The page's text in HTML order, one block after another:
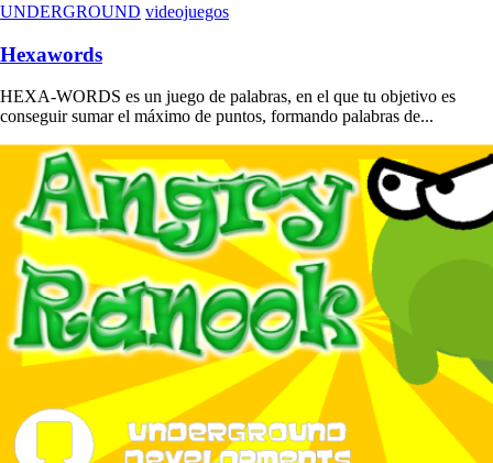
UNDERGROUND videojuegos
Hexawords
HEXA-WORDS es un juego de palabras, en el que tu objetivo es
conseguir sumar el máximo de puntos, formando palabras de...